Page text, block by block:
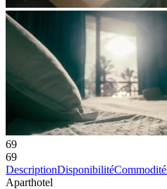
69
69
DescriptionDisponibilité
Aparthotel